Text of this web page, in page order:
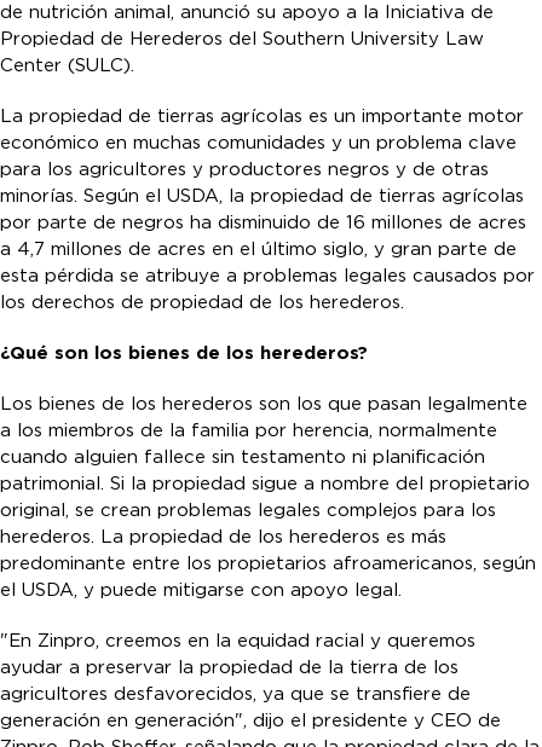
de nutrición animal, anunció su apoyo a la Iniciativa de
Propiedad de Herederos del Southern University Law
Center (SULC).
La propiedad de tierras agrícolas es un importante motor
económico en muchas comunidades y un problema clave
para los agricultores y productores negros y de otras
minorías. Según el USDA, la propiedad de tierras agrícolas
por parte de negros ha disminuido de 16 millones de acres
a 4,7 millones de acres en el último siglo, y gran parte de
esta pérdida se atribuye a problemas legales causados por
los derechos de propiedad de los herederos.
¿Qué son los bienes de los herederos?
Los bienes de los herederos son los que pasan legalmente
a los miembros de la familia por herencia, normalmente
cuando alguien fallece sin testamento ni planificación
patrimonial. Si la propiedad sigue a nombre del propietario
original, se crean problemas legales complejos para los
herederos. La propiedad de los herederos es más
predominante entre los propietarios afroamericanos, según
el USDA, y puede mitigarse con apoyo legal.
"En Zinpro, creemos en la equidad racial y queremos
ayudar a preservar la propiedad de la tierra de los
agricultores desfavorecidos, ya que se transfiere de
generación en generación", dijo el presidente y CEO de